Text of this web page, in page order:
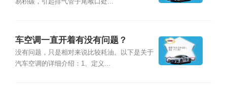
易积碳，引起排气管子尾喉口处...
车空调一直开着有没有问题？
没有问题，只是相对来说比较耗油。以下是关于
汽车空调的详细介绍：1、定义...